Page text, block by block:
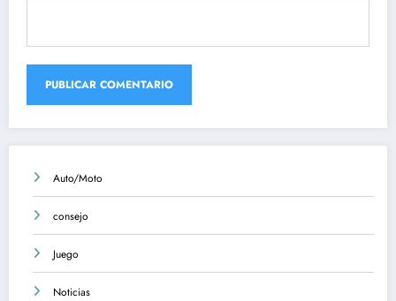
Auto/Moto
consejo
Juego
Noticias